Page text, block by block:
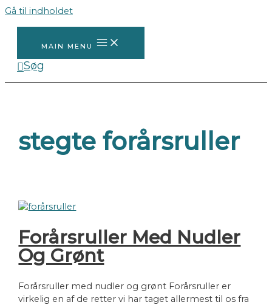
Gå til indholdet
MAIN MENU
Søg
stegte forårsruller
Forårsruller Med Nudler
Og Grønt
Forårsruller med nudler og grønt Forårsruller er
virkelig en af de retter vi har taget allermest til os fra